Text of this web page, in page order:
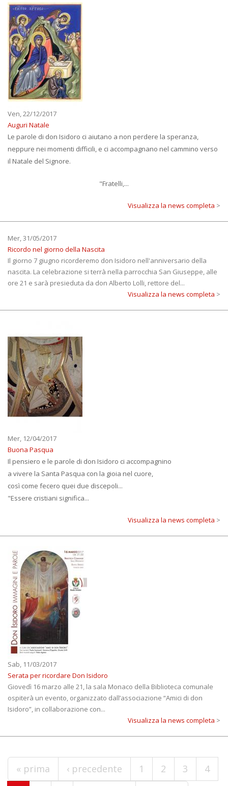
Ven, 22/12/2017
Auguri Natale
Le parole di don Isidoro ci aiutano a non perdere la speranza,
neppure nei momenti difficili, e ci accompagnano nel cammino verso
il Natale del Signore.
"Fratelli,...
Visualizza la news completa >
Mer, 31/05/2017
Ricordo nel giorno della Nascita
Il giorno 7 giugno ricorderemo don Isidoro nell'anniversario della
nascita. La celebrazione si terrà nella parrocchia San Giuseppe, alle
ore 21 e sarà presieduta da don Alberto Lolli, rettore del...
Visualizza la news completa >
Mer, 12/04/2017
Buona Pasqua
Il pensiero e le parole di don Isidoro ci accompagnino
a vivere la Santa Pasqua con la gioia nel cuore,
così come fecero quei due discepoli...
"Essere cristiani significa...
Visualizza la news completa >
Sab, 11/03/2017
Serata per ricordare Don Isidoro
Giovedì 16 marzo alle 21, la sala Monaco della Biblioteca comunale
ospiterà un evento, organizzato dall’associazione “Amici di don
Isidoro”, in collaborazione con...
Visualizza la news completa >
Pagine
« prima ‹ precedente 1 2 3
4